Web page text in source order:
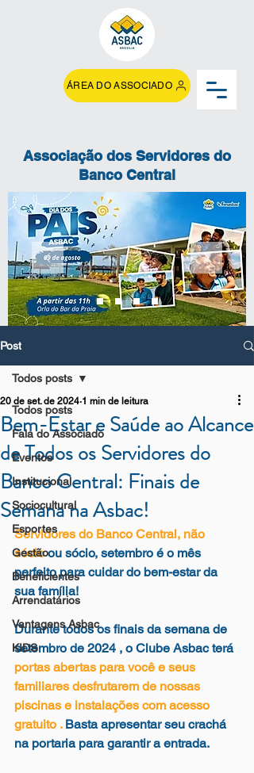
ÁREA DO ASSOCIADO
Associação dos Servidores do
Banco Central
Post
Todos posts
Fala do Associado
Eventos
Institucional
Sociocultural
Esportes
Gestão
Beneficientes
Arrendatários
Vantagens Asbac
KIDS
Todos posts
Bem-Estar e Saúde ao Alcance
de Todos os Servidores do
Banco Central: Finais de
Semana na Asbac!
20 de set. de 2024 1 min de leitura
Servidores do Banco Central, não
sócio ou sócio, setembro é o mês
perfeito para cuidar do bem-estar da
sua família!
Durante todos os finais da semana de
setembro de 2024 , o Clube Asbac terá
portas abertas para você e seus
familiares desfrutarem de nossas
piscinas e instalações com acesso
gratuito . Basta apresentar seu crachá
na portaria para garantir a entrada.